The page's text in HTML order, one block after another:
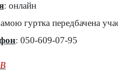
: онлайн
гуртка передбачена
: 050-609-07-95